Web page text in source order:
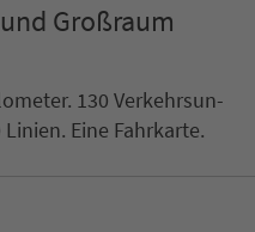
Groß­raum
130 Ver­kehrs­un­
Eine Fahr­kar­te.